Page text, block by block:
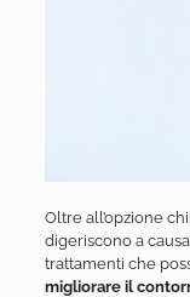
Oltre all’opzione
digeriscono a
trattamenti che
migliorare il